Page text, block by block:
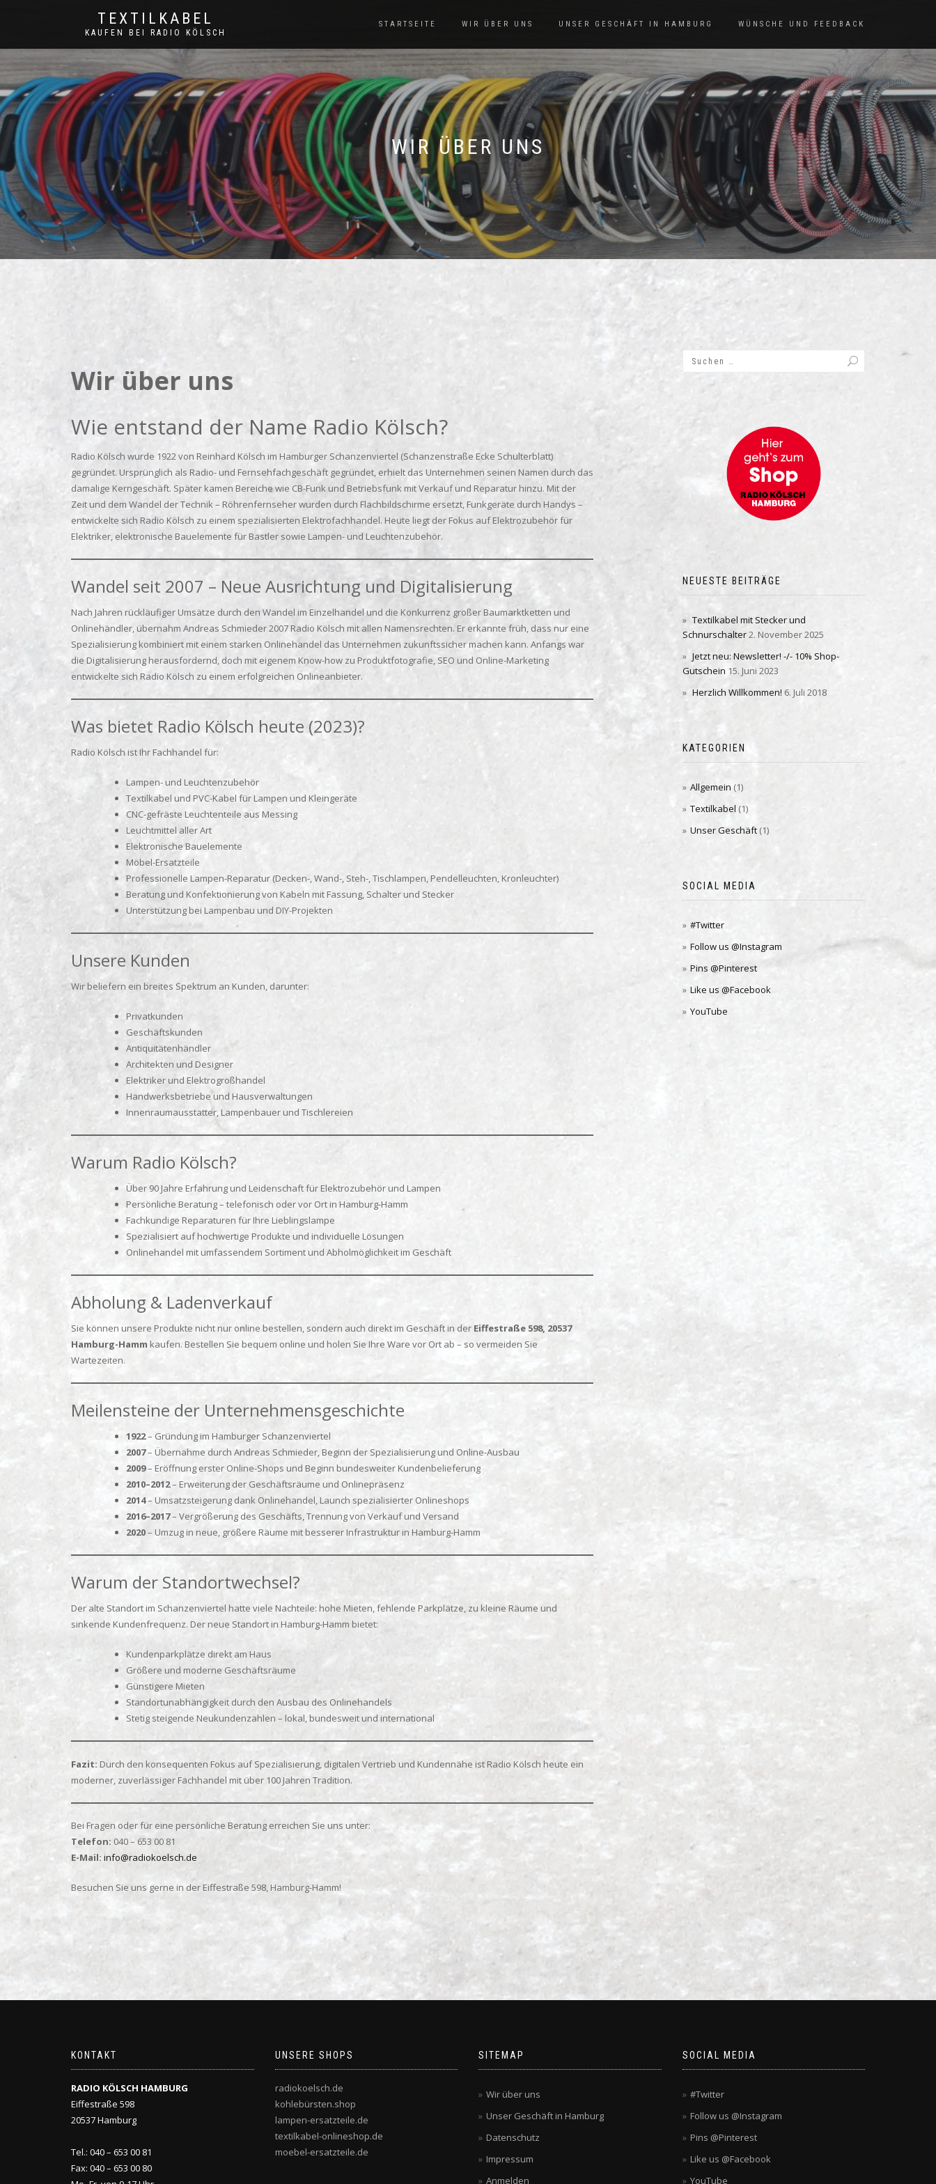
TEXTILKABEL
KAUFEN BEI RADIO KÖLSCH
STARTSEITE WIR ÜBER UNS UNSER GESCHÄFT IN HAMBURG WÜNSCHE UND FEEDBACK
WIR ÜBER UNS
Wir über uns
Wie entstand der Name Radio Kölsch?
Radio Kölsch wurde 1922 von Reinhard Kölsch im Hamburger Schanzenviertel (Schanzenstraße Ecke Schulterblatt)
gegründet. Ursprünglich als Radio- und Fernsehfachgeschäft gegründet, erhielt das Unternehmen seinen Namen durch das
damalige Kerngeschäft. Später kamen Bereiche wie CB-Funk und Betriebsfunk mit Verkauf und Reparatur hinzu. Mit der
Zeit und dem Wandel der Technik – Röhrenfernseher wurden durch Flachbildschirme ersetzt, Funkgeräte durch Handys –
entwickelte sich Radio Kölsch zu einem spezialisierten Elektrofachhandel. Heute liegt der Fokus auf Elektrozubehör für
Elektriker, elektronische Bauelemente für Bastler sowie Lampen- und Leuchtenzubehör.
Wandel seit 2007 – Neue Ausrichtung und Digitalisierung
Nach Jahren rückläufiger Umsätze durch den Wandel im Einzelhandel und die Konkurrenz großer Baumarktketten und
Onlinehändler, übernahm Andreas Schmieder 2007 Radio Kölsch mit allen Namensrechten. Er erkannte früh, dass nur eine
Spezialisierung kombiniert mit einem starken Onlinehandel das Unternehmen zukunftssicher machen kann. Anfangs war
die Digitalisierung herausfordernd, doch mit eigenem Know-how zu Produktfotografie, SEO und Online-Marketing
entwickelte sich Radio Kölsch zu einem erfolgreichen Onlineanbieter.
Was bietet Radio Kölsch heute (2023)?
Radio Kölsch ist Ihr Fachhandel für:
Lampen- und Leuchtenzubehör
Textilkabel und PVC-Kabel für Lampen und Kleingeräte
CNC-gefräste Leuchtenteile aus Messing
Leuchtmittel aller Art
Elektronische Bauelemente
Möbel-Ersatzteile
Professionelle Lampen-Reparatur (Decken-, Wand-, Steh-, Tischlampen, Pendelleuchten, Kronleuchter)
Beratung und Konfektionierung von Kabeln mit Fassung, Schalter und Stecker
Unterstützung bei Lampenbau und DIY-Projekten
Unsere Kunden
Wir beliefern ein breites Spektrum an Kunden, darunter:
Privatkunden
Geschäftskunden
Antiquitätenhändler
Architekten und Designer
Elektriker und Elektrogroßhandel
Handwerksbetriebe und Hausverwaltungen
Innenraumausstatter, Lampenbauer und Tischlereien
Warum Radio Kölsch?
Über 90 Jahre Erfahrung und Leidenschaft für Elektrozubehör und Lampen
Persönliche Beratung – telefonisch oder vor Ort in Hamburg-Hamm
Fachkundige Reparaturen für Ihre Lieblingslampe
Spezialisiert auf hochwertige Produkte und individuelle Lösungen
Onlinehandel mit umfassendem Sortiment und Abholmöglichkeit im Geschäft
Abholung & Ladenverkauf
Sie können unsere Produkte nicht nur online bestellen, sondern auch direkt im Geschäft in der Eiffestraße 598, 20537
Hamburg-Hamm kaufen. Bestellen Sie bequem online und holen Sie Ihre Ware vor Ort ab – so vermeiden Sie
Wartezeiten.
Meilensteine der Unternehmensgeschichte
1922– Gründung im Hamburger Schanzenviertel
2007– Übernahme durch Andreas Schmieder, Beginn der Spezialisierung und Online-Ausbau
2009– Eröffnung erster Online-Shops und Beginn bundesweiter Kundenbelieferung
2010–2012– Erweiterung der Geschäftsräume und Onlinepräsenz
2014– Umsatzsteigerung dank Onlinehandel, Launch spezialisierter Onlineshops
2016–2017– Vergrößerung des Geschäfts, Trennung von Verkauf und Versand
2020– Umzug in neue, größere Räume mit besserer Infrastruktur in Hamburg-Hamm
Warum der Standortwechsel?
Der alte Standort im Schanzenviertel hatte viele Nachteile: hohe Mieten, fehlende Parkplätze, zu kleine Räume und
sinkende Kundenfrequenz. Der neue Standort in Hamburg-Hamm bietet:
Kundenparkplätze direkt am Haus
Größere und moderne Geschäftsräume
Günstigere Mieten
Standortunabhängigkeit durch den Ausbau des Onlinehandels
Stetig steigende Neukundenzahlen – lokal, bundesweit und international
Fazit: Durch den konsequenten Fokus auf Spezialisierung, digitalen Vertrieb und Kundennähe ist Radio Kölsch heute ein
moderner, zuverlässiger Fachhandel mit über 100 Jahren Tradition.
Bei Fragen oder für eine persönliche Beratung erreichen Sie uns unter:
Telefon: 040 – 653 00 81
E-Mail: info@radiokoelsch.de
Besuchen Sie uns gerne in der Eiffestraße 598, Hamburg-Hamm!
NEUESTE BEITRÄGE
Textilkabel mit Stecker und
Schnurschalter2. November 2025
Jetzt neu: Newsletter! -/- 10% Shop-
Gutschein 15. Juni 2023
Herzlich Willkommen! 6. Juli 2018
KATEGORIEN
Allgemein (1)
Textilkabel (1)
Unser Geschäft(1)
SOCIAL MEDIA
#Twitter
Follow us @Instagram
Pins @Pinterest
Like us @Facebook
YouTube
KONTAKT
RADIO KÖLSCH HAMBURG
Eiffestraße 598
20537 Hamburg
Tel.: 040 – 653 00 81
Fax: 040 – 653 00 80
UNSERE SHOPS
radiokoelsch.de
kohlebürsten.shop
lampen-ersatzteile.de
textilkabel-onlineshop.de
moebel-ersatzteile.de
SITEMAP
Wir über uns
Unser Geschäft in Hamburg
Datenschutz
Impressum
Anmelden
SOCIAL MEDIA
#Twitter
Follow us @Instagram
Pins @Pinterest
Like us @Facebook
YouTube